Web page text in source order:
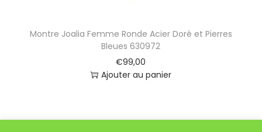
Montre Joalia Femme Ronde Acier Doré et Pierres
Bleues 630972
€99,00
Ajouter au panier